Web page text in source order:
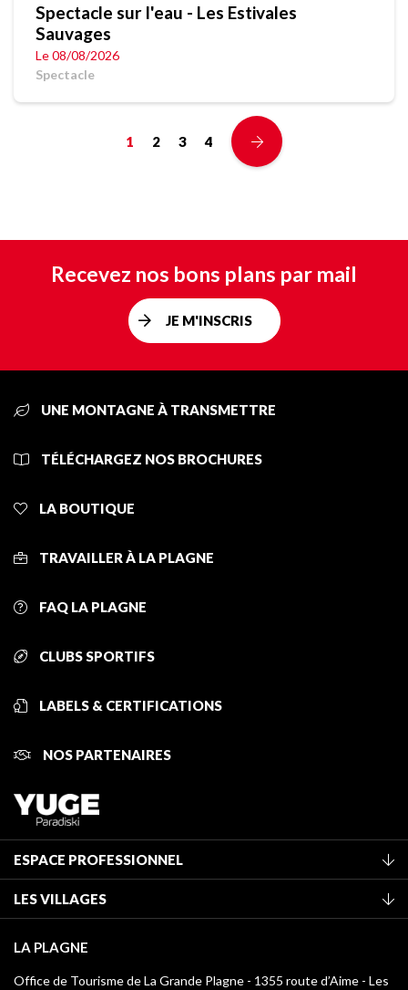
Spectacle sur l'eau - Les Estivales
Sauvages
Le 08/08/2026
Spectacle
1 2 3 4
Recevez nos bons plans par mail
JE M'INSCRIS
UNE MONTAGNE À TRANSMETTRE
TÉLÉCHARGEZ NOS BROCHURES
LA BOUTIQUE
TRAVAILLER À LA PLAGNE
FAQ LA PLAGNE
CLUBS SPORTIFS
LABELS & CERTIFICATIONS
NOS PARTENAIRES
ESPACE PROFESSIONNEL
Classement des meublés
Taxe de séjour
Médiathèque
LES VILLAGES
Champagny-en-Vanoise
Montchavin - Les Coches
LA PLAGNE
Office de Tourisme de La Grande Plagne - 1355 route d’Aime - Les